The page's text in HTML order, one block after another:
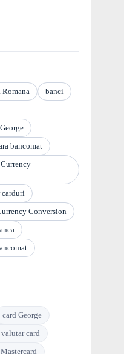
Romana
banci
bancomat
carduri
Conversion
card George
valutar card